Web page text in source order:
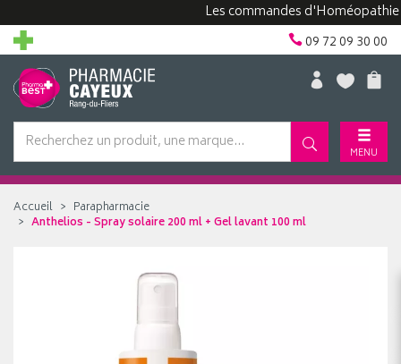
Les commandes d'Homéopathie
09 72 09 30 00
MENU
Accueil
Parapharmacie
Anthelios - Spray solaire 200 ml + Gel lavant 100 ml